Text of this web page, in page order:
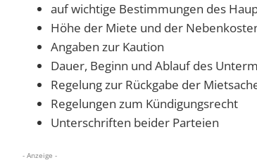
auf wichtige Bestimmungen des
Höhe der Miete und der
Angaben zur Kaution
Dauer, Beginn und Ablauf des
Regelung zur Rückgabe der
Regelungen zum Kündigungsrecht
Unterschriften beider Parteien
- Anzeige -